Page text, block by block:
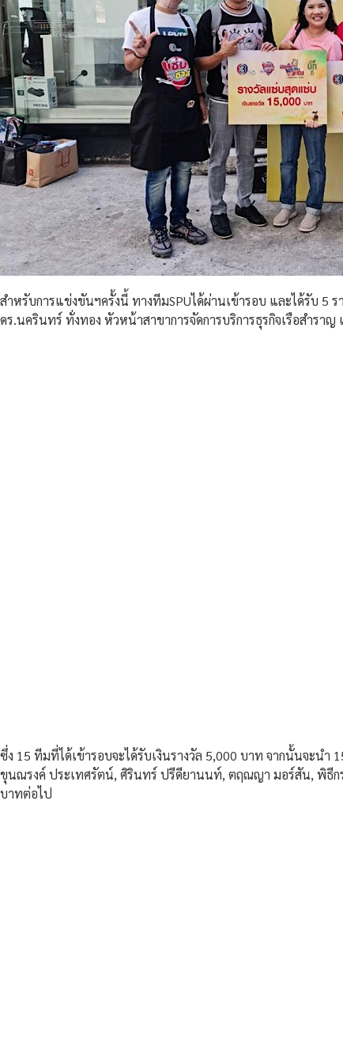
สำหรับการแข่งขันฯครั้งนี้ ทางทีมSPUได้ผ่านเข้ารอบ และได้รับ 5
ดร.นครินทร์ ทั่งทอง หัวหน้าสาขาการจัดการบริการธุรกิจเรือสำราญ
ซึ่ง 15 ทีมที่ได้เข้ารอบจะได้รับเงินรางวัล 5,000 บาท จากนั้นจะน
ขุนณรงค์ ประเทศรัตน์, ศิรินทร์ ปรีดียานนท์, ตฤณญา มอร์สัน, พิธีก
บาทต่อไป